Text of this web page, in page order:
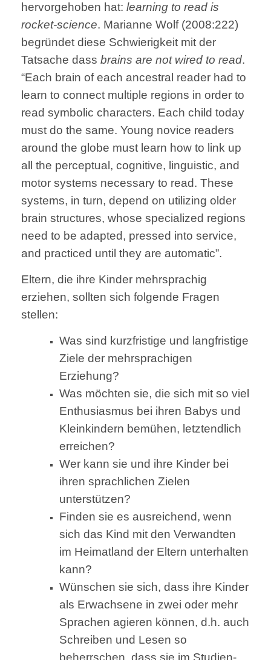
hervorgehoben hat: learning to read is
rocket-science. Marianne Wolf (2008:222)
begründet diese Schwierigkeit mit der
Tatsache dass brains are not wired to read.
“Each brain of each ancestral reader had to
learn to connect multiple regions in order to
read symbolic characters. Each child today
must do the same. Young novice readers
around the globe must learn how to link up
all the perceptual, cognitive, linguistic, and
motor systems necessary to read. These
systems, in turn, depend on utilizing older
brain structures, whose specialized regions
need to be adapted, pressed into service,
and practiced until they are automatic”.
Eltern, die ihre Kinder mehrsprachig
erziehen, sollten sich folgende Fragen
stellen:
Was sind kurzfristige und langfristige
Ziele der mehrsprachigen
Erziehung?
Was möchten sie, die sich mit so viel
Enthusiasmus bei ihren Babys und
Kleinkindern bemühen, letztendlich
erreichen?
Wer kann sie und ihre Kinder bei
ihren sprachlichen Zielen
unterstützen?
Finden sie es ausreichend, wenn
sich das Kind mit den Verwandten
im Heimatland der Eltern unterhalten
kann?
Wünschen sie sich, dass ihre Kinder
als Erwachsene in zwei oder mehr
Sprachen agieren können, d.h. auch
Schreiben und Lesen so
beherrschen, dass sie im Studien-